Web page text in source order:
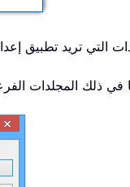
ذلك المجلدات